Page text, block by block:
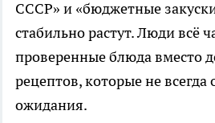
СССР» и «бюджетные
стабильно растут. Люди всё
проверенные блюда вместо
рецептов, которые не
ожидания.